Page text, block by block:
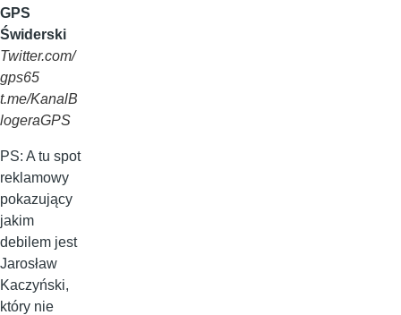
GPS
Świderski
Twitter.com/
gps65
t.me/KanalB
logeraGPS
PS: A tu spot
reklamowy
pokazujący
jakim
debilem jest
Jarosław
Kaczyński,
który nie